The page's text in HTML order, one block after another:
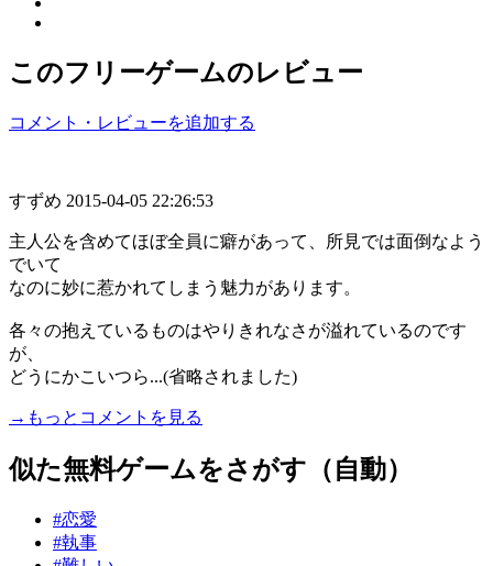
このフリーゲームのレビュー
コメント・レビューを追加する
すずめ 2015-04-05 22:26:53
主人公を含めてほぼ全員に癖があって、所見では面倒なよう
でいて
なのに妙に惹かれてしまう魅力があります。
各々の抱えているものはやりきれなさが溢れているのです
が、
どうにかこいつら...(省略されました)
→もっとコメントを見る
似た無料ゲームをさがす（自動）
#恋愛
#執事